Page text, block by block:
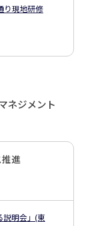
り現地研修
ネジメント
進
説明会」(東